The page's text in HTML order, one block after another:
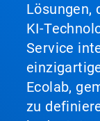
Lösungen,
KI-
Service
Ecolab,
zu